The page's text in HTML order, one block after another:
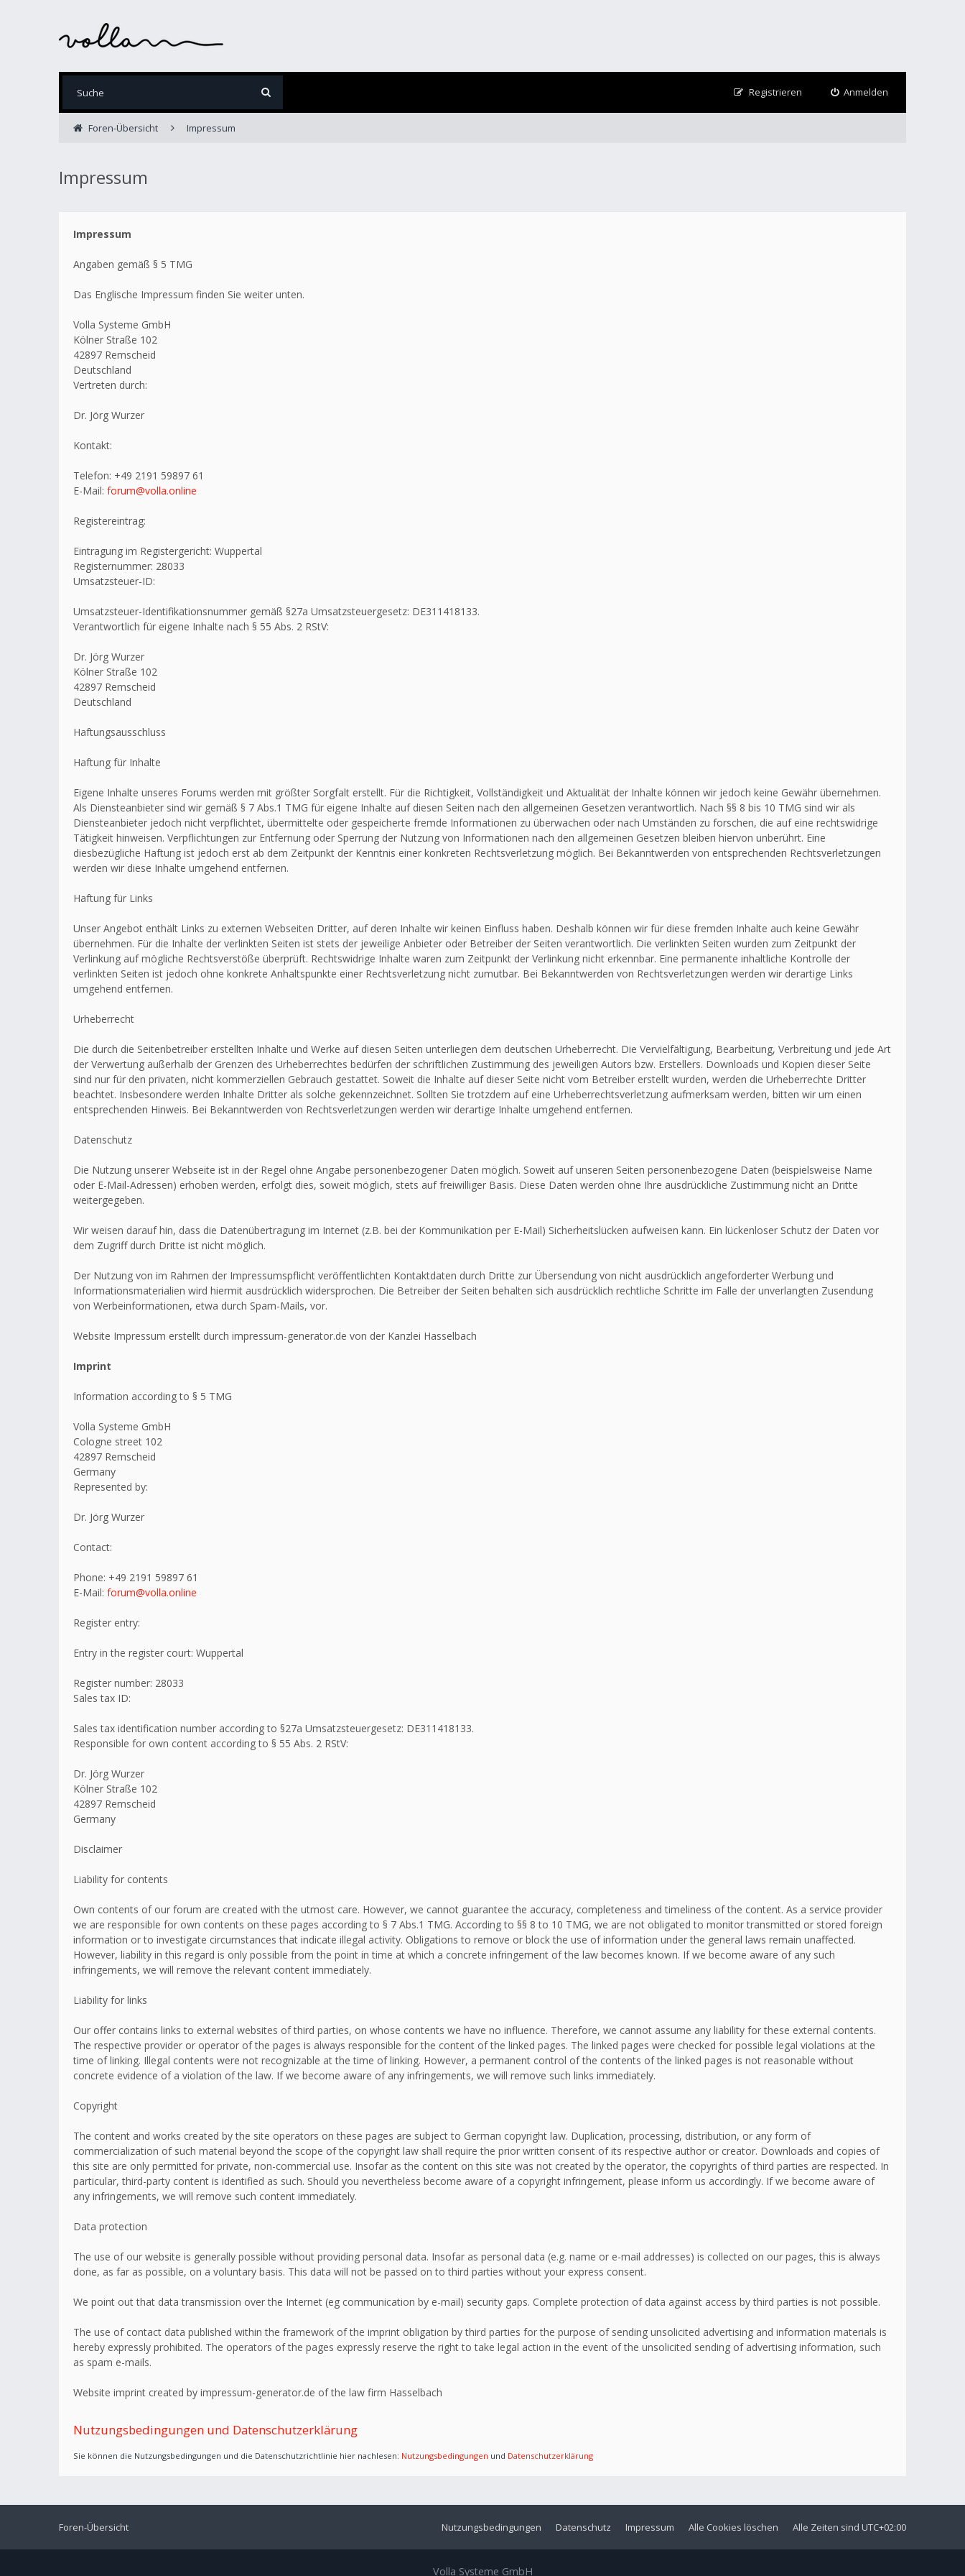
Anmelden
Registrieren
Foren-Übersicht Impressum
Impressum
Impressum
Angaben gemäß § 5 TMG
Das Englische Impressum finden Sie weiter unten.
Volla Systeme GmbH
Kölner Straße 102
42897 Remscheid
Deutschland
Vertreten durch:
Dr. Jörg Wurzer
Kontakt:
Telefon: +49 2191 59897 61
E-Mail: forum@volla.online
Registereintrag:
Eintragung im Registergericht: Wuppertal
Registernummer: 28033
Umsatzsteuer-ID:
Umsatzsteuer-Identifikationsnummer gemäß §27a Umsatzsteuergesetz: DE311418133.
Verantwortlich für eigene Inhalte nach § 55 Abs. 2 RStV:
Dr. Jörg Wurzer
Kölner Straße 102
42897 Remscheid
Deutschland
Haftungsausschluss
Haftung für Inhalte
Eigene Inhalte unseres Forums werden mit größter Sorgfalt erstellt. Für die Richtigkeit, Vollständigkeit und Aktualität der Inhalte können wir jedoch keine Gewähr übernehmen.
Als Diensteanbieter sind wir gemäß § 7 Abs.1 TMG für eigene Inhalte auf diesen Seiten nach den allgemeinen Gesetzen verantwortlich. Nach §§ 8 bis 10 TMG sind wir als
Diensteanbieter jedoch nicht verpflichtet, übermittelte oder gespeicherte fremde Informationen zu überwachen oder nach Umständen zu forschen, die auf eine rechtswidrige
Tätigkeit hinweisen. Verpflichtungen zur Entfernung oder Sperrung der Nutzung von Informationen nach den allgemeinen Gesetzen bleiben hiervon unberührt. Eine
diesbezügliche Haftung ist jedoch erst ab dem Zeitpunkt der Kenntnis einer konkreten Rechtsverletzung möglich. Bei Bekanntwerden von entsprechenden Rechtsverletzungen
werden wir diese Inhalte umgehend entfernen.
Haftung für Links
Unser Angebot enthält Links zu externen Webseiten Dritter, auf deren Inhalte wir keinen Einfluss haben. Deshalb können wir für diese fremden Inhalte auch keine Gewähr
übernehmen. Für die Inhalte der verlinkten Seiten ist stets der jeweilige Anbieter oder Betreiber der Seiten verantwortlich. Die verlinkten Seiten wurden zum Zeitpunkt der
Verlinkung auf mögliche Rechtsverstöße überprüft. Rechtswidrige Inhalte waren zum Zeitpunkt der Verlinkung nicht erkennbar. Eine permanente inhaltliche Kontrolle der
verlinkten Seiten ist jedoch ohne konkrete Anhaltspunkte einer Rechtsverletzung nicht zumutbar. Bei Bekanntwerden von Rechtsverletzungen werden wir derartige Links
umgehend entfernen.
Urheberrecht
Die durch die Seitenbetreiber erstellten Inhalte und Werke auf diesen Seiten unterliegen dem deutschen Urheberrecht. Die Vervielfältigung, Bearbeitung, Verbreitung und jede Art
der Verwertung außerhalb der Grenzen des Urheberrechtes bedürfen der schriftlichen Zustimmung des jeweiligen Autors bzw. Erstellers. Downloads und Kopien dieser Seite
sind nur für den privaten, nicht kommerziellen Gebrauch gestattet. Soweit die Inhalte auf dieser Seite nicht vom Betreiber erstellt wurden, werden die Urheberrechte Dritter
beachtet. Insbesondere werden Inhalte Dritter als solche gekennzeichnet. Sollten Sie trotzdem auf eine Urheberrechtsverletzung aufmerksam werden, bitten wir um einen
entsprechenden Hinweis. Bei Bekanntwerden von Rechtsverletzungen werden wir derartige Inhalte umgehend entfernen.
Datenschutz
Die Nutzung unserer Webseite ist in der Regel ohne Angabe personenbezogener Daten möglich. Soweit auf unseren Seiten personenbezogene Daten (beispielsweise Name
oder E-Mail-Adressen) erhoben werden, erfolgt dies, soweit möglich, stets auf freiwilliger Basis. Diese Daten werden ohne Ihre ausdrückliche Zustimmung nicht an Dritte
weitergegeben.
Wir weisen darauf hin, dass die Datenübertragung im Internet (z.B. bei der Kommunikation per E-Mail) Sicherheitslücken aufweisen kann. Ein lückenloser Schutz der Daten vor
dem Zugriff durch Dritte ist nicht möglich.
Der Nutzung von im Rahmen der Impressumspflicht veröffentlichten Kontaktdaten durch Dritte zur Übersendung von nicht ausdrücklich angeforderter Werbung und
Informationsmaterialien wird hiermit ausdrücklich widersprochen. Die Betreiber der Seiten behalten sich ausdrücklich rechtliche Schritte im Falle der unverlangten Zusendung
von Werbeinformationen, etwa durch Spam-Mails, vor.
Website Impressum erstellt durch impressum-generator.de von der Kanzlei Hasselbach
Imprint
Information according to § 5 TMG
Volla Systeme GmbH
Cologne street 102
42897 Remscheid
Germany
Represented by:
Dr. Jörg Wurzer
Contact:
Phone: +49 2191 59897 61
E-Mail: forum@volla.online
Register entry:
Entry in the register court: Wuppertal
Register number: 28033
Sales tax ID:
Sales tax identification number according to §27a Umsatzsteuergesetz: DE311418133.
Responsible for own content according to § 55 Abs. 2 RStV:
Dr. Jörg Wurzer
Kölner Straße 102
42897 Remscheid
Germany
Disclaimer
Liability for contents
Own contents of our forum are created with the utmost care. However, we cannot guarantee the accuracy, completeness and timeliness of the content. As a service provider
we are responsible for own contents on these pages according to § 7 Abs.1 TMG. According to §§ 8 to 10 TMG, we are not obligated to monitor transmitted or stored foreign
information or to investigate circumstances that indicate illegal activity. Obligations to remove or block the use of information under the general laws remain unaffected.
However, liability in this regard is only possible from the point in time at which a concrete infringement of the law becomes known. If we become aware of any such
infringements, we will remove the relevant content immediately.
Liability for links
Our offer contains links to external websites of third parties, on whose contents we have no influence. Therefore, we cannot assume any liability for these external contents.
The respective provider or operator of the pages is always responsible for the content of the linked pages. The linked pages were checked for possible legal violations at the
time of linking. Illegal contents were not recognizable at the time of linking. However, a permanent control of the contents of the linked pages is not reasonable without
concrete evidence of a violation of the law. If we become aware of any infringements, we will remove such links immediately.
Copyright
The content and works created by the site operators on these pages are subject to German copyright law. Duplication, processing, distribution, or any form of
commercialization of such material beyond the scope of the copyright law shall require the prior written consent of its respective author or creator. Downloads and copies of
this site are only permitted for private, non-commercial use. Insofar as the content on this site was not created by the operator, the copyrights of third parties are respected. In
particular, third-party content is identified as such. Should you nevertheless become aware of a copyright infringement, please inform us accordingly. If we become aware of
any infringements, we will remove such content immediately.
Data protection
The use of our website is generally possible without providing personal data. Insofar as personal data (e.g. name or e-mail addresses) is collected on our pages, this is always
done, as far as possible, on a voluntary basis. This data will not be passed on to third parties without your express consent.
We point out that data transmission over the Internet (eg communication by e-mail) security gaps. Complete protection of data against access by third parties is not possible.
The use of contact data published within the framework of the imprint obligation by third parties for the purpose of sending unsolicited advertising and information materials is
hereby expressly prohibited. The operators of the pages expressly reserve the right to take legal action in the event of the unsolicited sending of advertising information, such
as spam e-mails.
Website imprint created by impressum-generator.de of the law firm Hasselbach
Nutzungsbedingungen und Datenschutzerklärung
Sie können die Nutzungsbedingungen und die Datenschutzrichtlinie hier nachlesen: Nutzungsbedingungen und Datenschutzerklärung
Foren-Übersicht Alle Zeiten sind UTC+02:00
Alle Cookies löschen
Impressum
Datenschutz
Nutzungsbedingungen
Volla Systeme GmbH